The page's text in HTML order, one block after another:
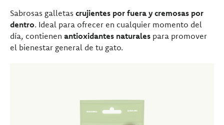
Sabrosas galletas crujientes por fuera y cremosas por
dentro. Ideal para ofrecer en cualquier momento del
día, contienen antioxidantes naturales para promover
el bienestar general de tu gato.